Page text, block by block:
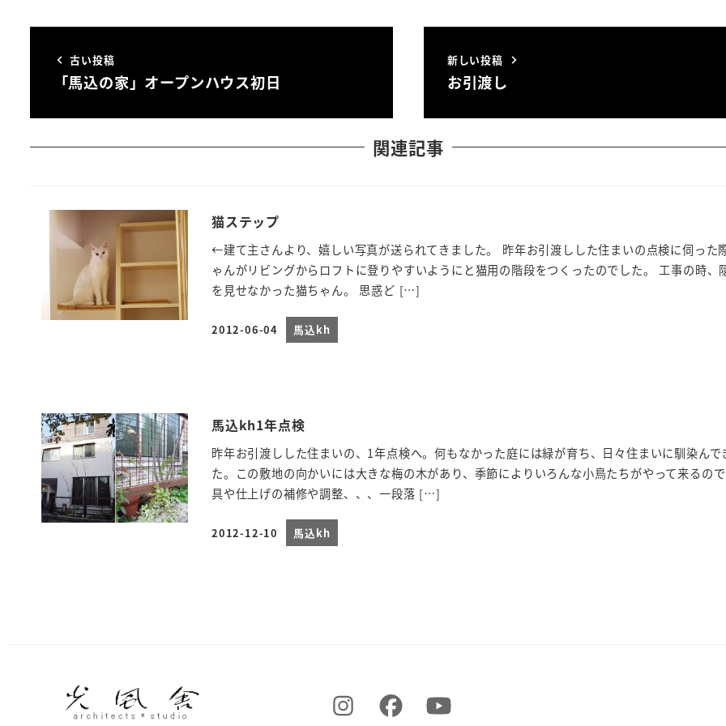
古い投稿
「馬込の家」オープンハウス初日
新しい投稿
お引渡し
関連記事
猫ステップ
←建て主さんより、嬉しい写真が送られてきました。 昨年お引渡しした住まいの点検に伺った
ゃんがリビングからロフトに登りやすいようにと猫用の階段をつくったのでした。 工事の時、
を見せなかった猫ちゃん。 思惑ど […]
投稿日
2012-06-04 馬込kh
馬込kh1年点検
昨年お引渡しした住まいの、1年点検へ。何もなかった庭には緑が育ち、日々住まいに馴染んで
た。この敷地の向かいには大きな梅の木があり、季節によりいろんな小鳥たちがやって来るの
具や仕上げの補修や調整、、、一段落 […]
投稿日
2012-12-10 馬込kh